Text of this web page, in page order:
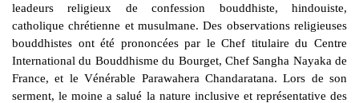
leadeurs religieux de confession bouddhiste, hindouiste,
catholique chrétienne et musulmane. Des observations religieuses
bouddhistes ont été prononcées par le Chef titulaire du Centre
International du Bouddhisme du Bourget, Chef Sangha Nayaka de
France, et le Vénérable Parawahera Chandaratana. Lors de son
serment, le moine a salué la nature inclusive et représentative des